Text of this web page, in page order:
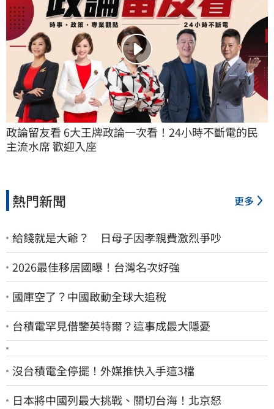
政論留友看 6大王牌政論一次看！24小時不斷電的民
主流水席 歡迎入座
熱門新聞 更多
給錢就是大爺？ 日母子因孝親費激烈爭吵
2026最佳移居國曝！台灣名次好強
國庫空了？中國啟動全球大追稅
台積電罕見借鑒英特爾？這事成最大隱憂
沒台積電全停擺！外媒推快入手這3檔
日本將中國列最大挑戰、關切台海！北京怒